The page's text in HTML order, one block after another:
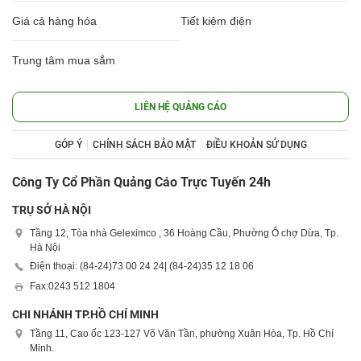
Giá cả hàng hóa Tiết kiệm điện
Trung tâm mua sắm
LIÊN HỆ QUẢNG CÁO
GÓP Ý CHÍNH SÁCH BẢO MẬT ĐIỀU KHOẢN SỬ DỤNG
Công Ty Cổ Phần Quảng Cáo Trực Tuyến 24h
TRỤ SỞ HÀ NỘI
Tầng 12, Tòa nhà Geleximco , 36 Hoàng Cầu, Phường Ô chợ Dừa, Tp.
Hà Nội
Điện thoại: (84-24)73 00 24 24| (84-24)35 12 18 06
Fax:0243 512 1804
CHI NHÁNH TP.HỒ CHÍ MINH
Tầng 11, Cao ốc 123-127 Võ Văn Tần, phường Xuân Hòa, Tp. Hồ Chí
Minh.